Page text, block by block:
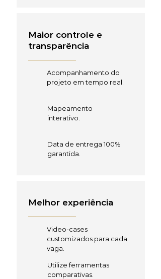
Maior controle e
transparência
Acompanhamento do
projeto em tempo real.
Mapeamento
interativo.
Data de entrega 100%
garantida.
Melhor experiência
Video-cases
customizados para cada
vaga.
Utilize ferramentas
comparativas.